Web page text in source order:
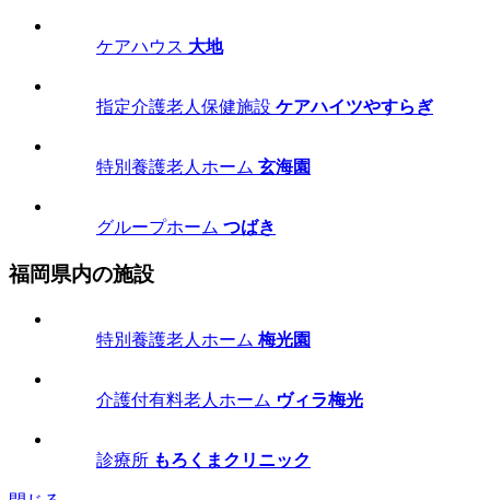
ケアハウス 大地
指定介護老人保健施設 ケアハイツやすらぎ
特別養護老人ホーム 玄海園
グループホーム つばき
福岡県内の施設
特別養護老人ホーム 梅光園
介護付有料老人ホーム ヴィラ梅光
診療所 もろくまクリニック